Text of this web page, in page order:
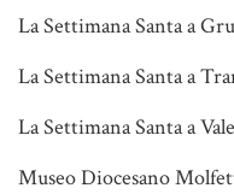
La Settimana Santa a
La Settimana Santa a
La Settimana Santa a
Museo Diocesano